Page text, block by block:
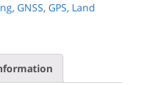
, GNSS, GPS, Land